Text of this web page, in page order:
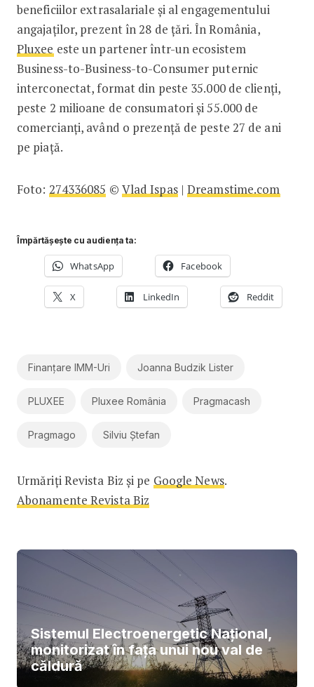
beneficiilor extrasalariale și al engagementului
angajaților, prezent în 28 de țări. În România,
Pluxee este un partener într-un ecosistem
Business-to-Business-to-Consumer puternic
interconectat, format din peste 35.000 de clienți,
peste 2 milioane de consumatori și 55.000 de
comercianți, având o prezență de peste 27 de ani
pe piață.
Foto: 274336085 © Vlad Ispas|Dreamstime.com
Împărtășește cu audiența ta:
WhatsApp Facebook
X LinkedIn Reddit
Finanțare IMM-Uri Joanna Budzik Lister
PLUXEE Pluxee România Pragmacash
Pragmago Silviu Ștefan
Urmăriți Revista Biz și pe Google News.
Abonamente Revista Biz
Sistemul Electroenergetic Național,
monitorizat în fața unui nou val de
căldură